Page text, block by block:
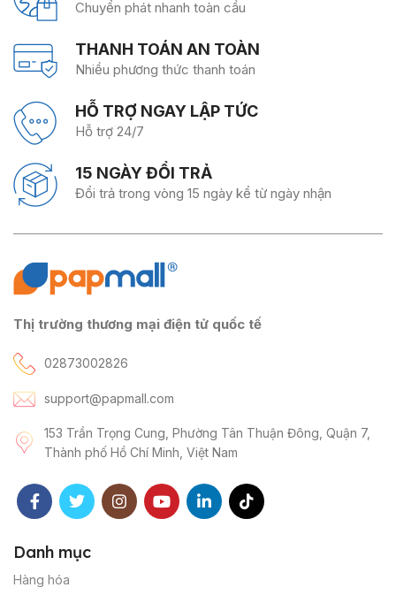
Chuyển phát nhanh toàn cầu
THANH TOÁN AN TOÀN
Nhiều phương thức thanh toán
HỖ TRỢ NGAY LẬP TỨC
Hỗ trợ 24/7
15 NGÀY ĐỔI TRẢ
Đổi trả trong vòng 15 ngày kể từ ngày nhận
Thị trường thương mại điện tử quốc tế
02873002826
support@papmall.com
153 Trần Trọng Cung, Phường Tân Thuận Đông, Quận 7,
Thành phố Hồ Chí Minh, Việt Nam
Danh mục
Hàng hóa